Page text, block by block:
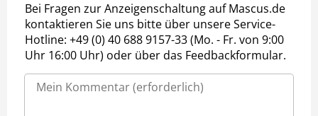
Bei Fragen zur Anzeigenschaltung auf Mascus.de
kontaktieren Sie uns bitte über unsere Service-
Hotline: +49 (0) 40 688 9157-33 (Mo. - Fr. von 9:00
Uhr 16:00 Uhr) oder über das Feedbackformular.